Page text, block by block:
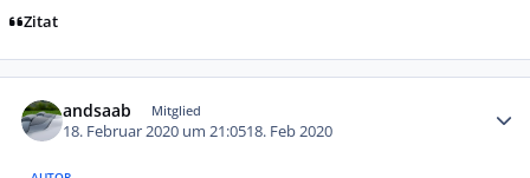
Zitat
andsaab Mitglied
18. Februar 2020 um 21:0518. Feb 2020